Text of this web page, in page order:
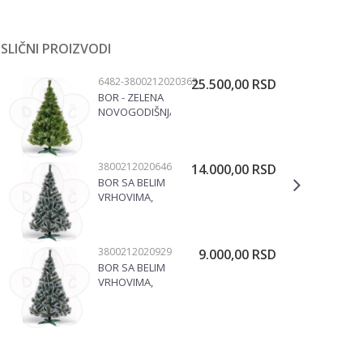
SLIČNI PROIZVODI
NOVOGODIŠNJE JELKE
6482-3800212020363
BOR - ZELENA
NOVOGODIŠNJA
25.500,00 RSD
NOVOGODIŠNJE JELKE
3800212020646
BOR SA BELIM
VRHOVIMA,
14.000,00 RSD
NOVOGODIŠNJE JELKE
3800212020929
BOR SA BELIM
VRHOVIMA,
9.000,00 RSD